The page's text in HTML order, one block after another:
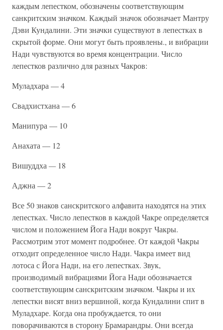
каждым лепестком, обозначены соответствующим
санкритским значком. Каждый значок обозначает Мантру
Дэви Кундалини. Эти значки существуют в лепестках в
скрытой форме. Они могут быть проявлены., и вибрации
Нади чувствуются во время концентрации. Число
лепестков различно для разных Чакров:
Муладхара — 4
Свадхистхана — 6
Манипура — 10
Анахата — 12
Вишуддха — 18
Аджна — 2
Все 50 знаков санскритского алфавита находятся на этих
лепестках. Число лепестков в каждой Чакре определяется
числом и положением Йога Нади вокруг Чакры.
Рассмотрим этот момент подробнее. От каждой Чакры
отходит определенное число Нади. Чакра имеет вид
лотоса с Йога Нади, на его лепестках. Звук,
производимый вибрациями Йога Нади обозначается
соответствующим санскритским значком. Чакры и их
лепестки висят вниз вершиной, когда Кундалини спит в
Муладхаре. Когда она пробуждается, то они
поворачиваются в сторону Брамарандры. Они всегда